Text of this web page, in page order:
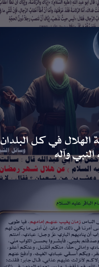
الهلال في كل البلدان
وآله